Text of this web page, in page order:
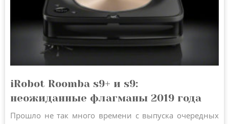
iRobot Roomba s9+ и s9:
неожиданные флагманы 2019 года
Прошло не так много времени с выпуска очередных